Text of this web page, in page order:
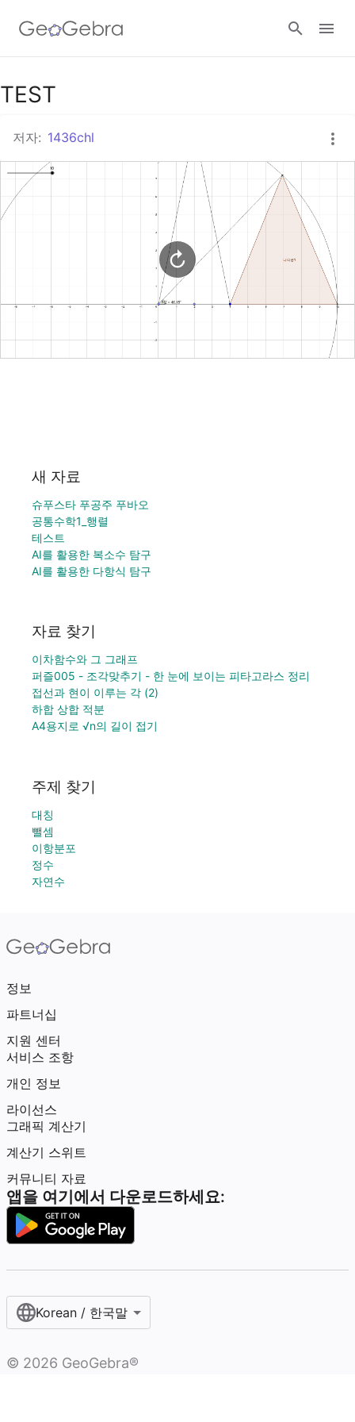
구글 클래스룸
지오지브라 클래스룸
로그인
TEST
저자: 1436chl
새 자료
슈푸스타 푸공주 푸바오
공통수학1_행렬
테스트
AI를 활용한 복소수 탐구
AI를 활용한 다항식 탐구
자료 찾기
이차함수와 그 그래프
퍼즐005 - 조각맞추기 - 한 눈에 보이는 피타고라스 정리
접선과 현이 이루는 각 (2)
하합 상합 적분
A4용지로 √n의 길이 접기
주제 찾기
대칭
뺄셈
이항분포
정수
자연수
정보
파트너십
지원 센터
서비스 조항
개인 정보
라이선스
그래픽 계산기
계산기 스위트
커뮤니티 자료
앱을 여기에서 다운로드하세요:
Korean / 한국말‎
© 2026 GeoGebra®